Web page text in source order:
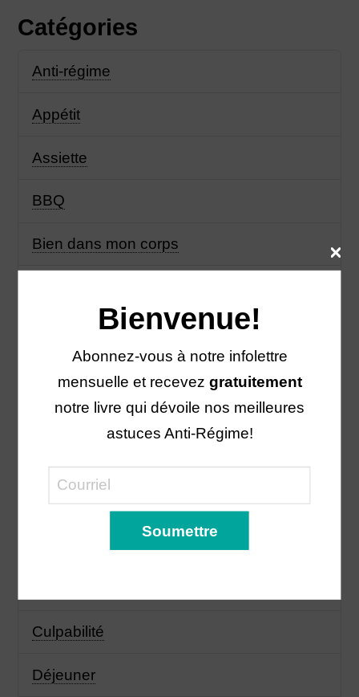
Catégories
Anti-régime
Appétit
Assiette
BBQ
Bien dans mon corps
Biologique
Cholestérol
Côlon irritable
Culpabilité
Déjeuner
Bienvenue!
Abonnez-vous à notre infolettre
mensuelle et recevez gratuitement
notre livre qui dévoile nos meilleures
astuces Anti-Régime!